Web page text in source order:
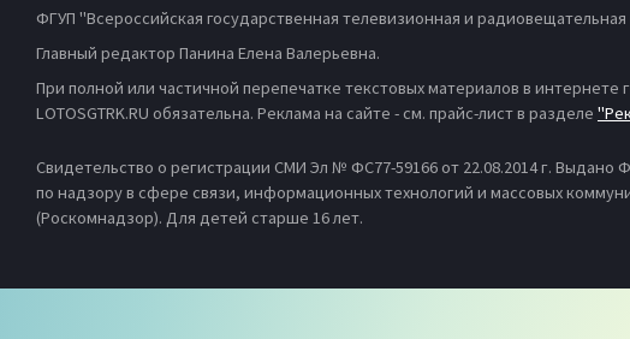
ФГУП "Всероссийская государственная телевизионная и
Главный редактор Панина Елена Валерьевна.
При полной или частичной перепечатке текстовых материалов в интернете
LOTOSGTRK.RU обязательна. Реклама на сайте - см. прайс-лист в разделе
Свидетельство о регистрации СМИ Эл № ФС77-59166 от 22.08.2014 г. Выдано
по надзору в сфере связи, информационных технологий и массовых
(Роскомнадзор). Для детей старше 16 лет.